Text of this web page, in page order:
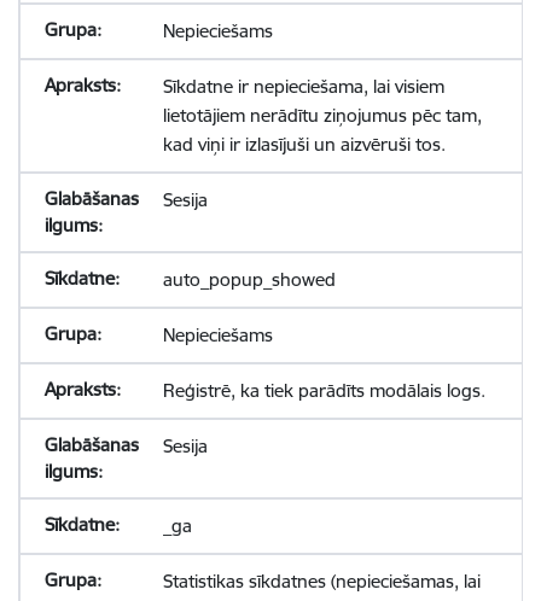
Nepieciešams
Sīkdatne ir nepieciešama, lai visiem
lietotājiem nerādītu ziņojumus pēc tam,
kad viņi ir izlasījuši un aizvēruši tos.
Sesija
auto_popup_showed
Nepieciešams
Reģistrē, ka tiek parādīts modālais logs.
Sesija
_ga
Statistikas sīkdatnes (nepieciešamas, lai